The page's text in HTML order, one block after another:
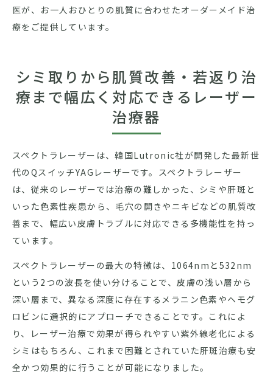
医が、お一人おひとりの肌質に合わせたオーダーメイド治
療をご提供しています。
シミ取りから肌質改善・若返り治
療まで幅広く対応できるレーザー
治療器
スペクトラレーザーは、韓国Lutronic社が開発した最新世
代のQスイッチYAGレーザーです。スペクトラレーザー
は、従来のレーザーでは治療の難しかった、シミや肝斑と
いった色素性疾患から、毛穴の開きやニキビなどの肌質改
善まで、幅広い皮膚トラブルに対応できる多機能性を持っ
ています。
スペクトラレーザーの最大の特徴は、1064nmと532nm
という2つの波長を使い分けることで、皮膚の浅い層から
深い層まで、異なる深度に存在するメラニン色素やヘモグ
ロビンに選択的にアプローチできることです。これによ
り、レーザー治療で効果が得られやすい紫外線老化による
シミはもちろん、これまで困難とされていた肝斑治療も安
全かつ効果的に行うことが可能になりました。